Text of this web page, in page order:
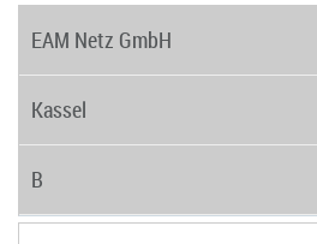
EAM Netz GmbH
Kassel
B